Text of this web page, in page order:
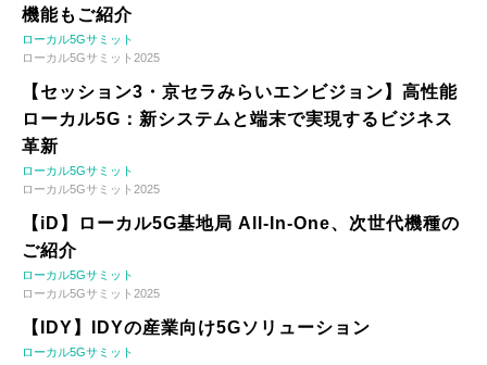
機能もご紹介
ローカル5Gサミット
ローカル5Gサミット2025
【セッション3・京セラみらいエンビジョン】高性能
ローカル5G：新システムと端末で実現するビジネス
革新
ローカル5Gサミット
ローカル5Gサミット2025
【iD】ローカル5G基地局 All-In-One、次世代機種の
ご紹介
ローカル5Gサミット
ローカル5Gサミット2025
【IDY】IDYの産業向け5Gソリューション
ローカル5Gサミット